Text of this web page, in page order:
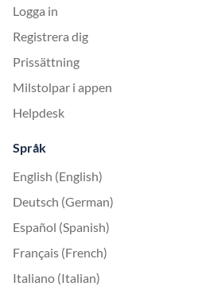
Logga in
Registrera dig
Prissättning
Milstolpar i appen
Helpdesk
Språk
English (English)
Deutsch (German)
Español (Spanish)
Français (French)
Italiano (Italian)